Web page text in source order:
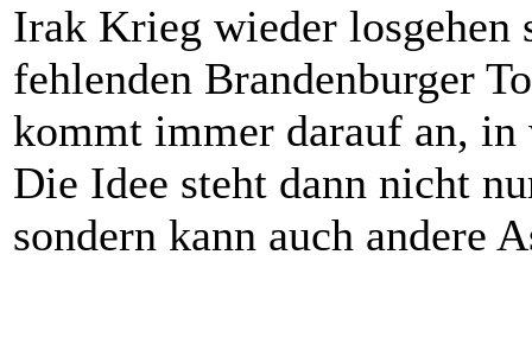
Irak Krieg wieder losgehen
fehlenden Brandenburger
kommt immer darauf an, in
Die Idee steht dann nicht
sondern kann auch andere